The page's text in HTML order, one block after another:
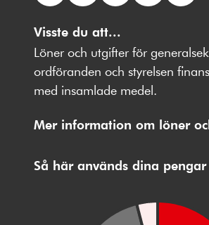
oss
på
Facebbok
oss
på
oss
på
Instagram
på
Youtube
på
LinkedIn
Visste du att...
Löner och utgifter för
ordföranden och styrelsen
med insamlade medel.
Mer information om löner
Så här används dina pengar